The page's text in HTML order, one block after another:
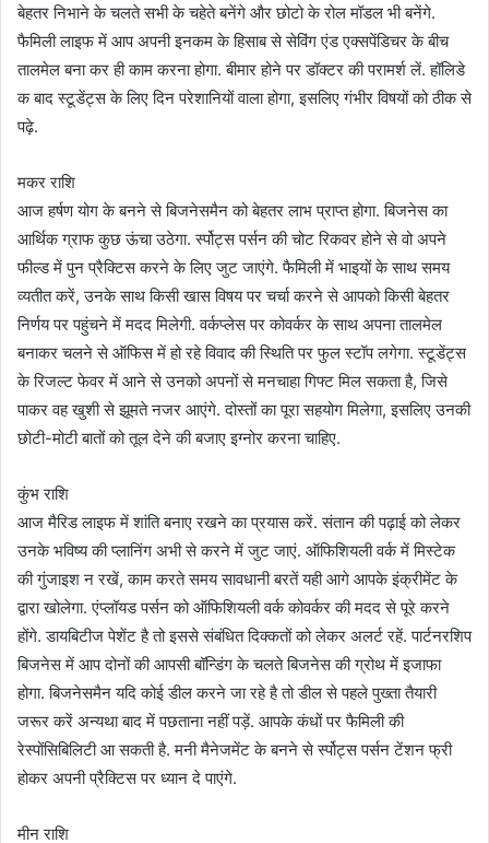
बेहतर निभाने के चलते सभी के चहेते बनेंगे और छोटो के रोल मॉडल भी बनेंगे.
फैमिली लाइफ में आप अपनी इनकम के हिसाब से सेविंग एंड एक्सपेंडिचर के बीच
तालमेल बना कर ही काम करना होगा. बीमार होने पर डॉक्टर की परामर्श लें. हॉलिडे
क बाद स्टूडेंट्स के लिए दिन परेशानियों वाला होगा, इसलिए गंभीर विषयों को ठीक से
पढ़े.
मकर राशि
आज हर्षण योग के बनने से बिजनेसमैन को बेहतर लाभ प्राप्त होगा. बिजनेस का
आर्थिक ग्राफ कुछ ऊंचा उठेगा. र्स्पोट्स पर्सन की चोट रिकवर होने से वो अपने
फील्ड में पुन प्रैक्टिस करने के लिए जुट जाएंगे. फैमिली में भाइयों के साथ समय
व्यतीत करें, उनके साथ किसी खास विषय पर चर्चा करने से आपको किसी बेहतर
निर्णय पर पहुंचने में मदद मिलेगी. वर्कप्लेस पर कोवर्कर के साथ अपना तालमेल
बनाकर चलने से ऑफिस में हो रहे विवाद की स्थिति पर फुल स्टॉप लगेगा. स्टूडेंट्स
के रिजल्ट फेवर में आने से उनको अपनों से मनचाहा गिफ्ट मिल सकता है, जिसे
पाकर वह खुशी से झूमते नजर आएंगे. दोस्तों का पूरा सहयोग मिलेगा, इसलिए उनकी
छोटी-मोटी बातों को तूल देने की बजाए इग्नोर करना चाहिए.
कुंभ राशि
आज मैरिड लाइफ में शांति बनाए रखने का प्रयास करें. संतान की पढ़ाई को लेकर
उनके भविष्य की प्लानिंग अभी से करने में जुट जाएं. ऑफिशियली वर्क में मिस्टेक
की गुंजाइश न रखें, काम करते समय सावधानी बरतें यही आगे आपके इंक्रीमेंट के
द्वारा खोलेगा. एंप्लॉयड पर्सन को ऑफिशियली वर्क कोवर्कर की मदद से पूरे करने
होंगे. डायबिटीज पेशेंट है तो इससे संबंधित दिक्कतों को लेकर अलर्ट रहें. पार्टनरशिप
बिजनेस में आप दोनों की आपसी बॉन्डिंग के चलते बिजनेस की ग्रोथ में इजाफा
होगा. बिजनेसमैन यदि कोई डील करने जा रहे है तो डील से पहले पुख्ता तैयारी
जरूर करें अन्यथा बाद में पछताना नहीं पड़ें. आपके कंधों पर फैमिली की
रेस्पोंसिबिलिटी आ सकती है. मनी मैनेजमेंट के बनने से र्स्पोट्स पर्सन टेंशन फ्री
होकर अपनी प्रैक्टिस पर ध्यान दे पाएंगे.
मीन राशि